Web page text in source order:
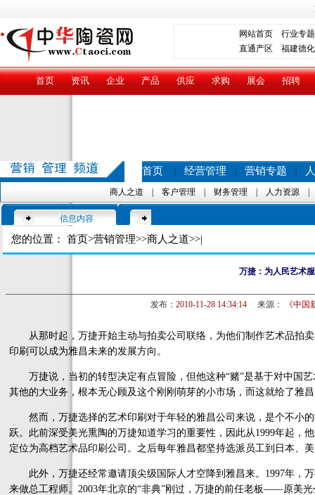
网站首页
行业专题
直通产区 福建德化
首页 资讯 企业 产品 供应 求购 展会 招聘
首页 经营管理 营销专题
商人之道 客户管理 财务管理 人力资源
信息内容
您的位置： 首页>营销管理>>商人之道>>|
万捷：为人民艺术
发布： 2010-11-28 14:34:14来源： 《中国
从那时起，万捷开始主动与拍卖公司联络，为他们制作艺术品拍
印刷可以成为雅昌未来的发展方向。
万捷说，当初的转型决定有点冒险，但他这种“赌”是基于对中国艺
其他的大业务，根本无心顾及这个刚刚萌芽的小市场，而这就给了雅
然而，万捷选择的艺术印刷对于年轻的雅昌公司来说，是个不小
跃。此前深受美光熏陶的万捷知道学习的重要性，因此从1999年起，
定位为高档艺术品印刷公司。之后每年雅昌都坚持选派员工到日本、
此外，万捷还经常邀请顶尖级国际人才空降到雅昌来。1997年，
来做总工程师。2003年北京的“非典”刚过，万捷的前任老板——原美